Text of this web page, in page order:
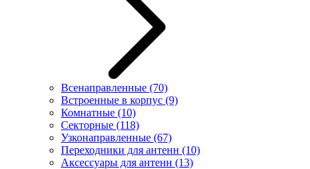
Всенаправленные (70)
Встроенные в корпус (9)
Комнатные (10)
Секторные (118)
Узконаправленные (67)
Переходники для антенн (10)
Аксессуары для антенн (13)